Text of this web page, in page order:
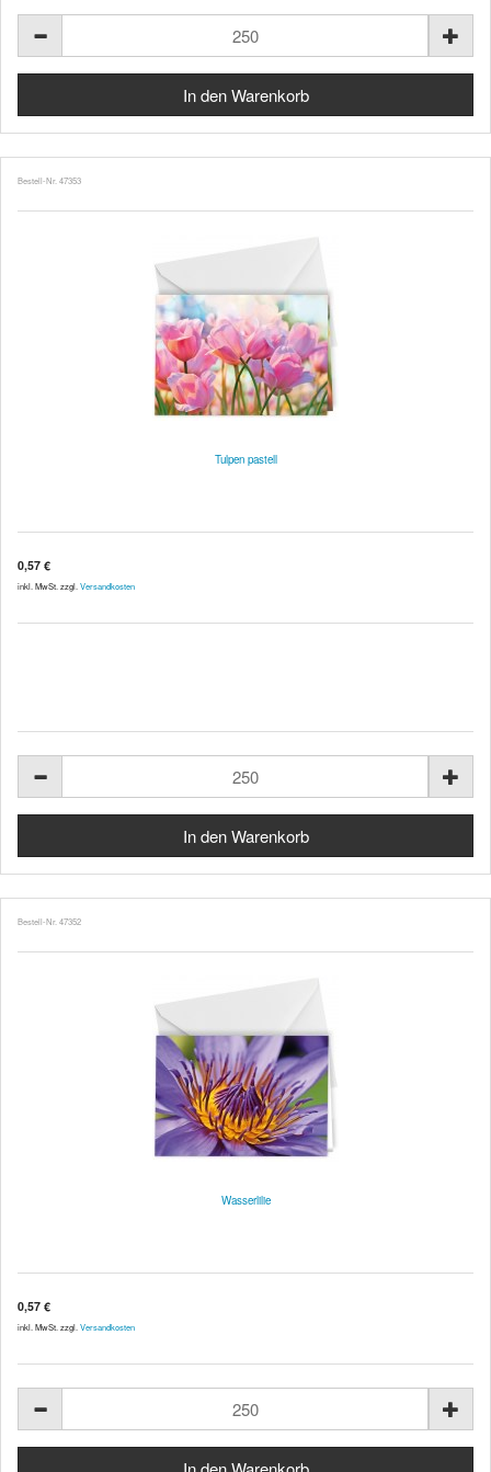
Bestell-Nr. 47353
Tulpen pastell
0,57 €
inkl. MwSt. zzgl. Versandkosten
Bestell-Nr. 47352
Wasserlilie
0,57 €
inkl. MwSt. zzgl. Versandkosten